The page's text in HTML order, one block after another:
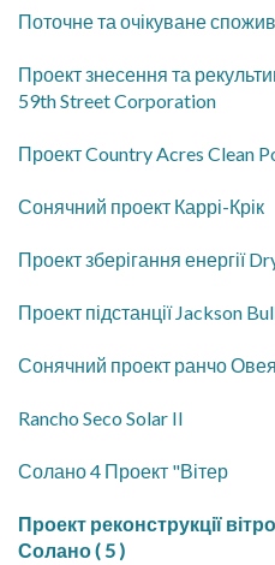
Поточне та очікуване
Проект знесення та
59th Street Corporation
Проект Country Acres Clean
Сонячний проект Каррі-Крік
Проект зберігання енергії
Проект підстанції Jackson
Сонячний проект ранчо Овея
Rancho Seco Solar II
Солано 4 Проект "Вітер
Проект реконструкції
Солано ( 5 )